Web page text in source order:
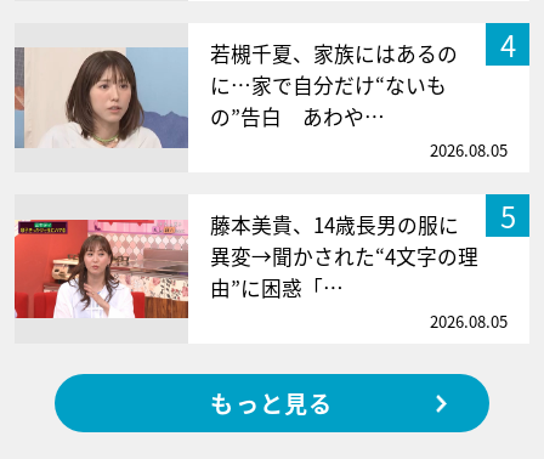
4
若槻千夏、家族にはあるの
に…家で自分だけ“ないも
の”告白 あわや…
2026.08.05
5
藤本美貴、14歳長男の服に
異変→聞かされた“4文字の理
由”に困惑「…
2026.08.05
もっと見る